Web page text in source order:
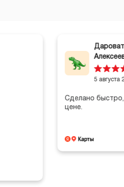
5 августа
Сделано
цене.